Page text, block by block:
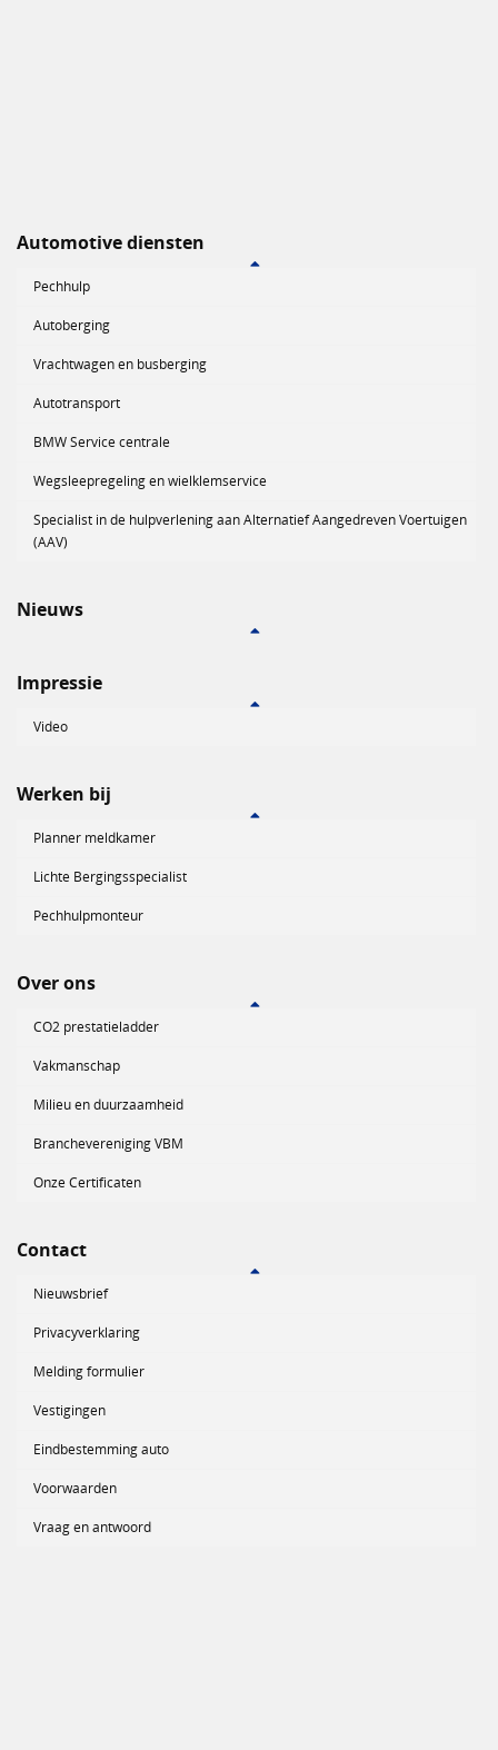
Automotive diensten
Pechhulp
Autoberging
Vrachtwagen en busberging
Autotransport
BMW Service centrale
Wegsleepregeling en wielklemservice
Specialist in de hulpverlening aan Alternatief Aangedreven Voertuigen
(AAV)
Nieuws
Impressie
Video
Werken bij
Planner meldkamer
Lichte Bergingsspecialist
Pechhulpmonteur
Over ons
CO2 prestatieladder
Vakmanschap
Milieu en duurzaamheid
Branchevereniging VBM
Onze Certificaten
Contact
Nieuwsbrief
Privacyverklaring
Melding formulier
Vestigingen
Eindbestemming auto
Voorwaarden
Vraag en antwoord